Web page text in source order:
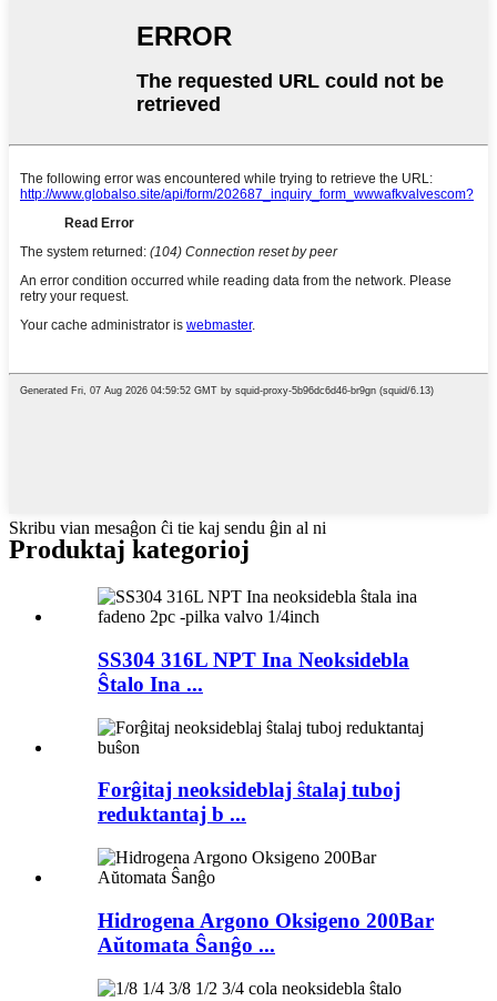
Skribu vian mesaĝon ĉi tie kaj sendu ĝin al ni
Produktaj kategorioj
SS304 316L NPT Ina Neoksidebla
Ŝtalo Ina ...
Forĝitaj neoksideblaj ŝtalaj tuboj
reduktantaj b ...
Hidrogena Argono Oksigeno 200Bar
Aŭtomata Ŝanĝo ...